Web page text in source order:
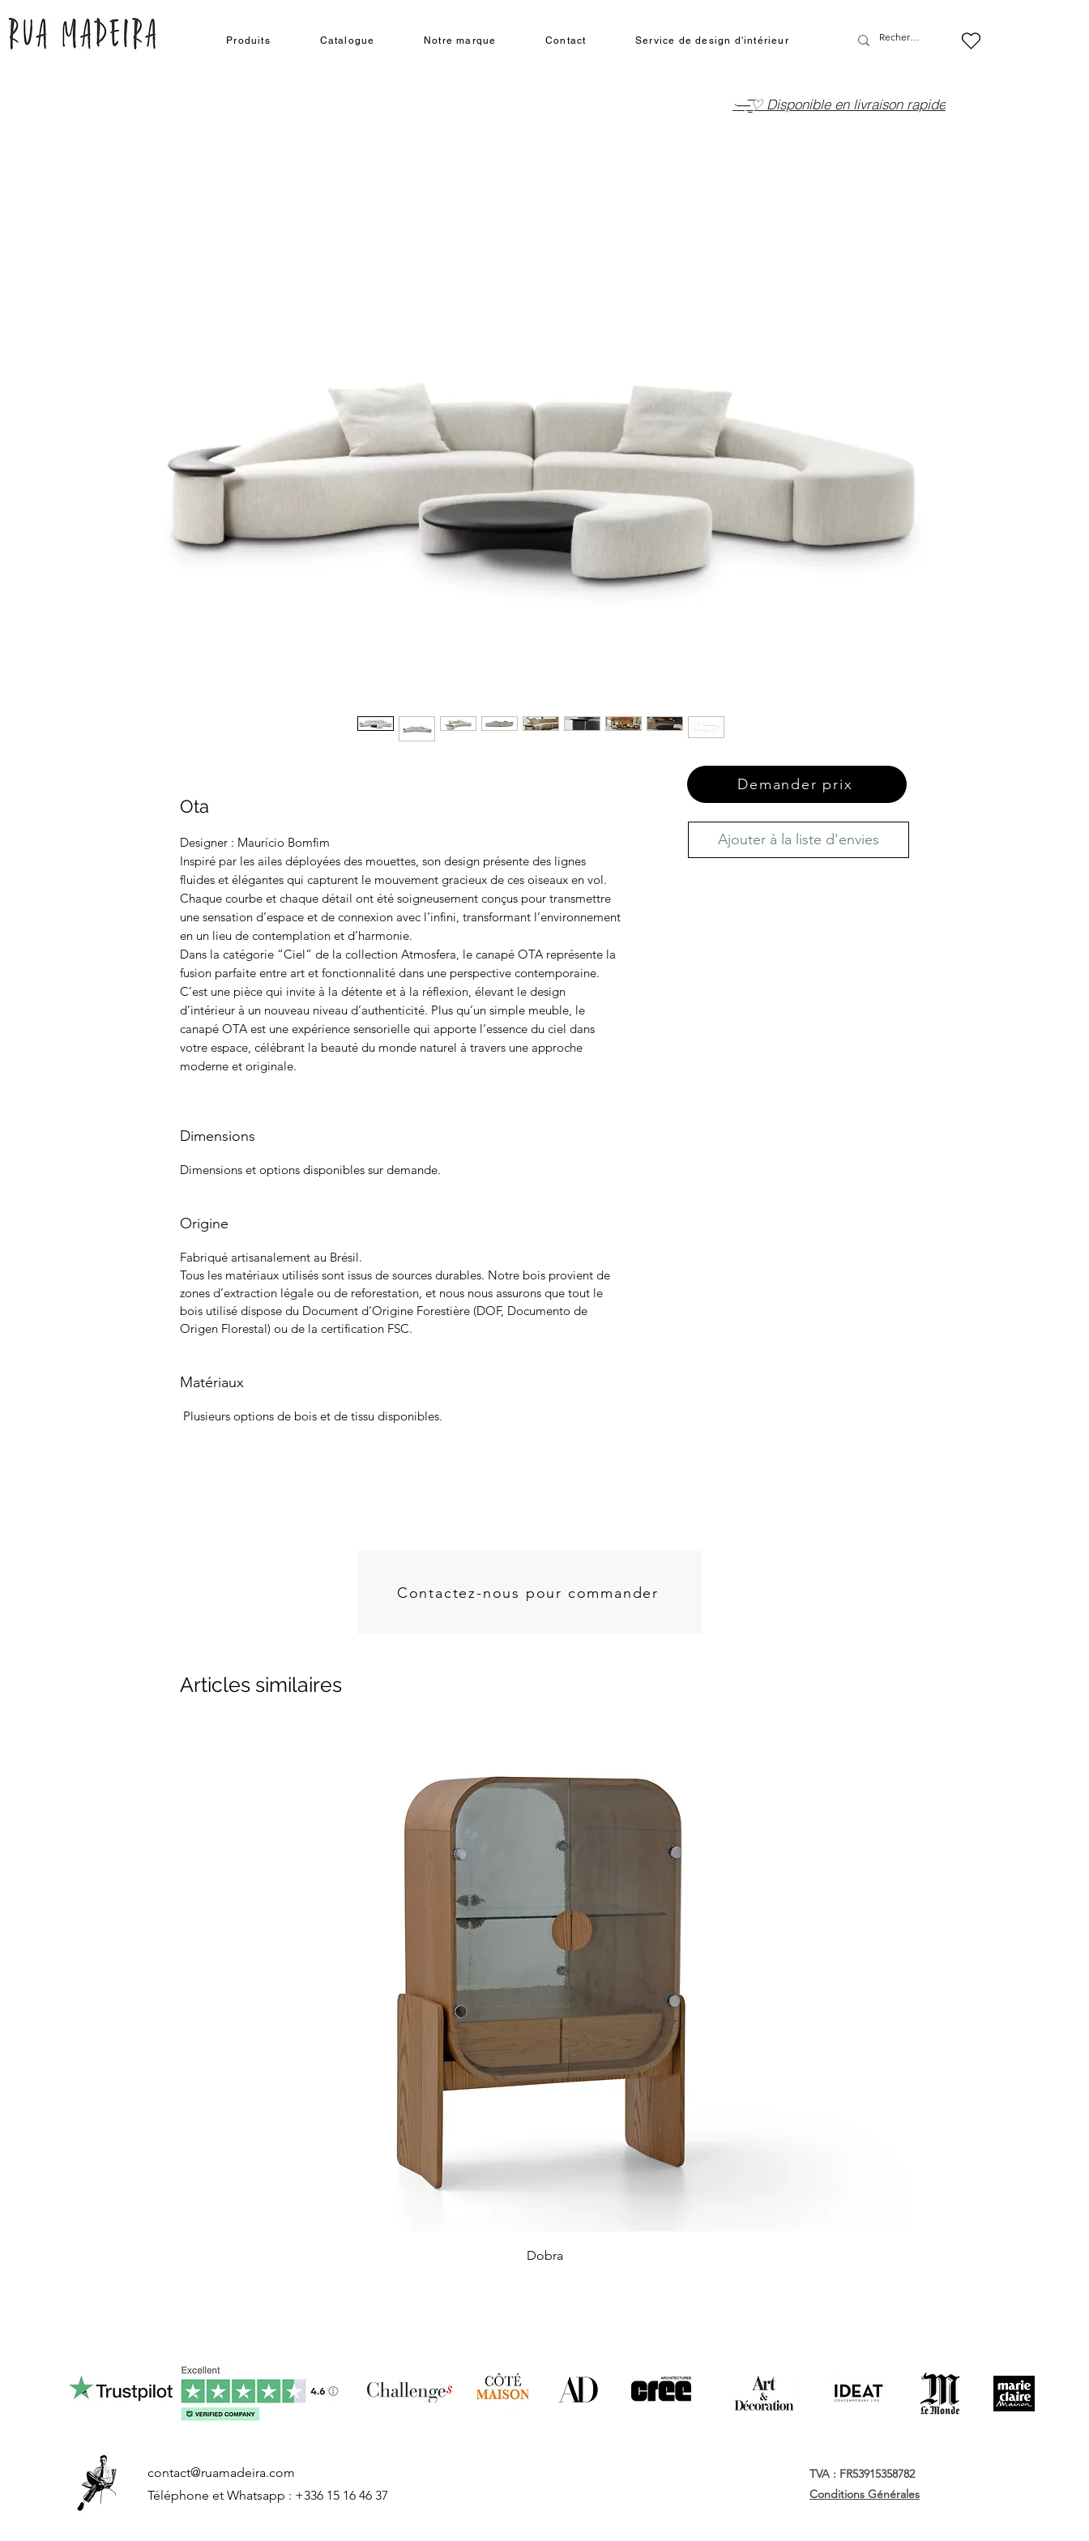
Produits Catalogue Notre marque Contact Service de design d'intérieur
·—̳͟͞͞♡ Disponible en livraison rapide
Ota
Designer : Maurício Bomfim
Inspiré par les ailes déployées des mouettes, son design présente des lignes
fluides et élégantes qui capturent le mouvement gracieux de ces oiseaux en vol.
Chaque courbe et chaque détail ont été soigneusement conçus pour transmettre
une sensation d’espace et de connexion avec l’infini, transformant l’environnement
en un lieu de contemplation et d’harmonie.
Dans la catégorie “Ciel” de la collection Atmosfera, le canapé OTA représente la
fusion parfaite entre art et fonctionnalité dans une perspective contemporaine.
C’est une pièce qui invite à la détente et à la réflexion, élevant le design
d’intérieur à un nouveau niveau d’authenticité. Plus qu’un simple meuble, le
canapé OTA est une expérience sensorielle qui apporte l’essence du ciel dans
votre espace, célébrant la beauté du monde naturel à travers une approche
moderne et originale.
Dimensions
Dimensions et options disponibles sur demande.
Origine
Fabriqué artisanalement au Brésil.
Tous les matériaux utilisés sont issus de sources durables. Notre bois provient de
zones d’extraction légale ou de reforestation, et nous nous assurons que tout le
bois utilisé dispose du Document d’Origine Forestière (DOF, Documento de
Origen Florestal) ou de la certification FSC.
Matériaux
Plusieurs options de bois et de tissu disponibles.
Ajouter à la liste d'envies
Demander prix
Contactez-nous pour commander
Articles similaires
Dobra
contact@ruamadeira.com
Téléphone et Whatsapp : +336 15 16 46 37
TVA : FR53915358782
Conditions Générales